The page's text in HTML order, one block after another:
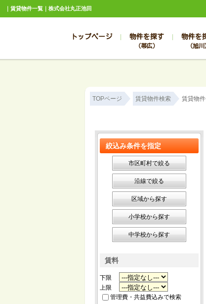
｜賃貸物件一覧｜株式会社丸正池田
トップページ 物件を探す
（帯広）
物件を
（旭川
TOPページ 賃貸物件検索 賃貸物
絞込み条件を指定
市区町村で絞る
沿線で絞る
区域から探す
小学校から探す
中学校から探す
賃料
下限
上限
管理費・共益費込みで検索